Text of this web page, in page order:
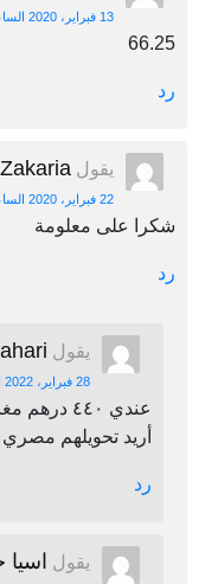
13 فبراير، 2020 الساعة 3:59 م
66.25
رد
يقول
22 فبراير، 2020 الساعة 1:31 ص
شكرا على معلومة
رد
يقول
28 فبراير، 2022 الساعة 12:23 ص
عندي ٤٤٠ درهم مغربي
أريد تحويلهم
رد
يقول